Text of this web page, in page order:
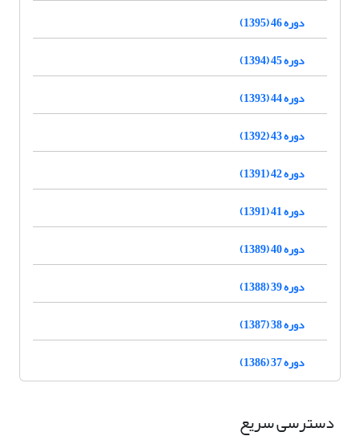
دوره 46 (1395)
دوره 45 (1394)
دوره 44 (1393)
دوره 43 (1392)
دوره 42 (1391)
دوره 41 (1391)
دوره 40 (1389)
دوره 39 (1388)
دوره 38 (1387)
دوره 37 (1386)
دسترسی سریع